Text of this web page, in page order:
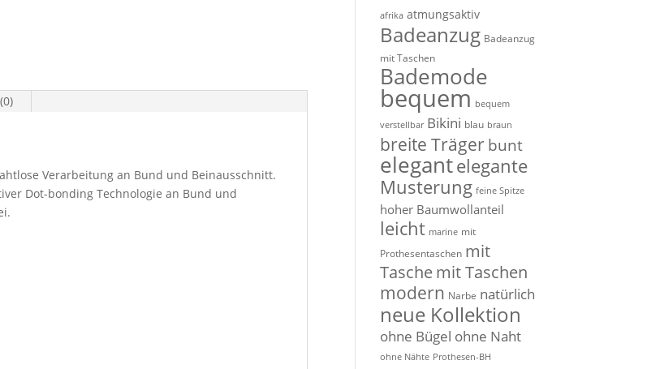
Verarbeitung an Bund und Beinausschnitt.
Dot-bonding Technologie an Bund und
afrika atmungsaktiv
Badeanzug Badeanzug
mit Taschen
Bademode
bequem bequem
verstellbar Bikini blau braun
breite Trägerbunt
elegantelegante
Musterung feine Spitze
hoher Baumwollanteil
leicht marine mit
Prothesentaschen mit
Taschemit Taschen
modern Narbe natürlich
neue Kollektion
ohne Bügel ohne Naht
ohne Nähte Prothesen-BH